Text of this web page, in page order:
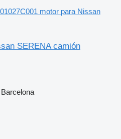
motor para Nissan
SERENA camión